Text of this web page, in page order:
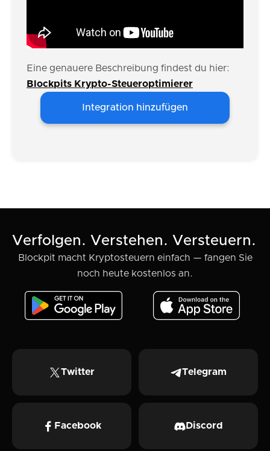
Eine genauere Beschreibung findest du hier:
Blockpits Krypto-Steueroptimierer
Integration hinzufügen
Verfolgen. Verstehen. Versteuern.
Blockpit macht Kryptosteuern einfach — fangen Sie
noch heute kostenlos an.
Twitter Telegram
Facebook Discord